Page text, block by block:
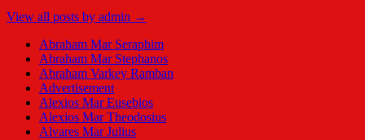
View all posts by admin →
Abraham Mar Seraphim
Abraham Mar Stephanos
Abraham Varkey Ramban
Advertisement
Alexios Mar Eusebios
Alexios Mar Theodosius
Alvares Mar Julius